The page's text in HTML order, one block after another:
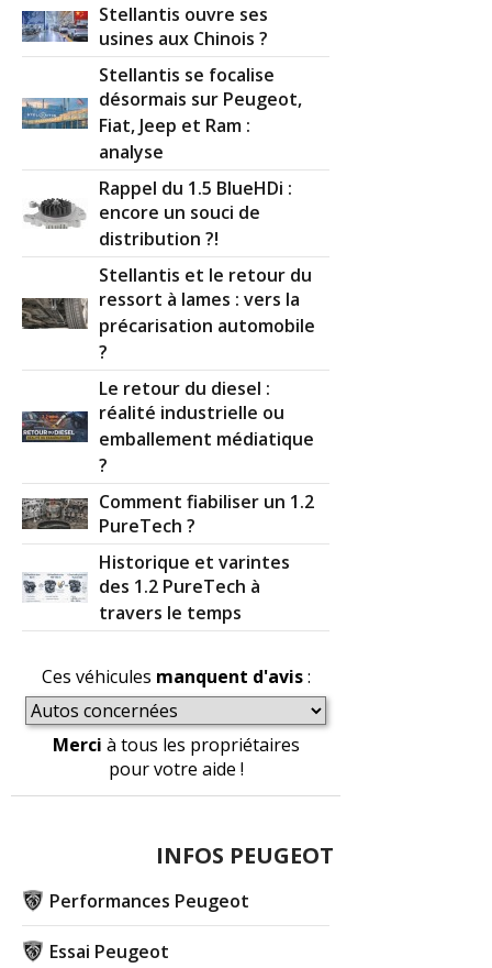
Stellantis ouvre ses
usines aux Chinois ?
Stellantis se focalise
désormais sur Peugeot,
Fiat, Jeep et Ram :
analyse
Rappel du 1.5 BlueHDi :
encore un souci de
distribution ?!
Stellantis et le retour du
ressort à lames : vers la
précarisation automobile
?
Le retour du diesel :
réalité industrielle ou
emballement médiatique
?
Comment fiabiliser un 1.2
PureTech ?
Historique et varintes
des 1.2 PureTech à
travers le temps
Ces véhicules manquent d'avis:
Merci à tous les propriétaires
pour votre aide !
INFOS PEUGEOT
Performances Peugeot
Essai Peugeot